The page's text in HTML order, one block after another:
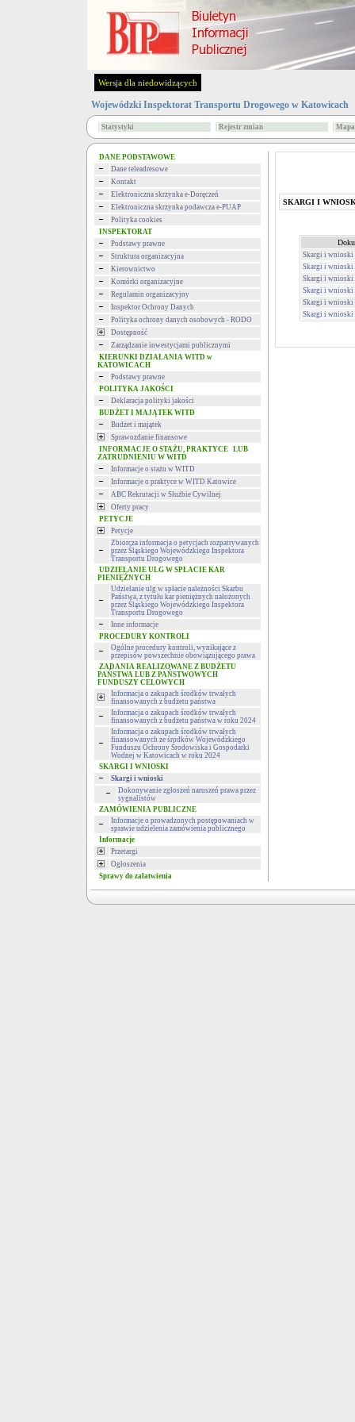
Wersja dla niedowidzących
Wojewódzki Inspektorat Transportu Drogowego w Katowicach
Statystyki Rejestr zmian
DANE PODSTAWOWE
Dane teleadresowe
Kontakt
Elektroniczna skrzynka e-Doręczeń
Elektroniczna skrzynka podawcza e-PUAP
Polityka cookies
INSPEKTORAT
Podstawy prawne
Struktura organizacyjna
Kierownictwo
Komórki organizacyjne
Regulamin organizacyjny
Inspektor Ochrony Danych
Polityka ochrony danych osobowych - RODO
Dostępność
Zarządzanie inwestycjami publicznymi
KIERUNKI DZIAŁANIA WITD w
KATOWICACH
Podstawy prawne
POLITYKA JAKOŚCI
Deklaracja polityki jakości
BUDŻET I MAJĄTEK WITD
Budżet i majątek
Sprawozdanie finansowe
INFORMACJE O STAŻU, PRAKTYCE LUB
ZATRUDNIENIU W WITD
Informacje o stażu w WITD
Informacje o praktyce w WITD Katowice
ABC Rekrutacji w Służbie Cywilnej
Oferty pracy
PETYCJE
Petycje
Zbiorcza informacja o petycjach rozpatrywanych
przez Śląskiego Wojewódzkiego Inspektora
Transportu Drogowego
UDZIELANIE ULG W SPŁACIE KAR
PIENIĘŻNYCH
Udzielanie ulg w spłacie należności Skarbu
Państwa, z tytułu kar pieniężnych nałożonych
przez Śląskiego Wojewódzkiego Inspektora
Transportu Drogowego
Inne informacje
PROCEDURY KONTROLI
Ogólne procedury kontroli, wynikające z
przepisów powszechnie obowiązującego prawa
ZADANIA REALIZOWANE Z BUDŻETU
PAŃSTWA LUB Z PAŃSTWOWYCH
FUNDUSZY CELOWYCH
Informacja o zakupach środków trwałych
finansowanych z budżetu państwa
Informacja o zakupach środków trwałych
finansowanych z budżetu państwa w roku 2024
Informacja o zakupach środków trwałych
finansowanych ze środków Wojewódzkiego
Funduszu Ochrony Środowiska i Gospodarki
Wodnej w Katowicach w roku 2024
SKARGI I WNIOSKI
Skargi i wnioski
Dokonywanie zgłoszeń naruszeń prawa przez
sygnalistów
ZAMÓWIENIA PUBLICZNE
Informacje o prowadzonych postępowaniach w
sprawie udzielenia zamówienia publicznego
Informacje
Przetargi
Ogłoszenia
Sprawy do załatwienia
SKARGI I
Skargi i wnioski
Skargi i wnioski
Skargi i wnioski
Skargi i wnioski
Skargi i wnioski
Skargi i wnioski